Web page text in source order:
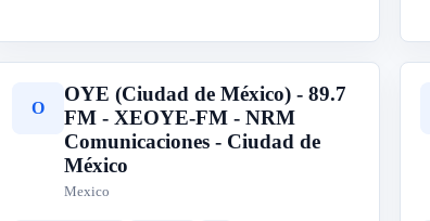
O
OYE (Ciudad de México) - 89.7
FM - XEOYE-FM - NRM
Comunicaciones - Ciudad de
México
Mexico